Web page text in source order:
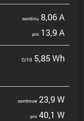
continu 8,06 A
pic 13,9 A
C/10 5,85 Wh
continue 23,9 W
pic 40,1 W